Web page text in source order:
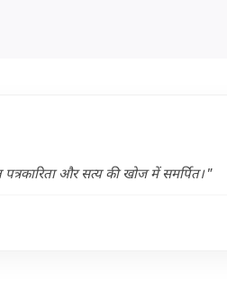
पत्रकारिता और सत्य की खोज में समर्पित।"